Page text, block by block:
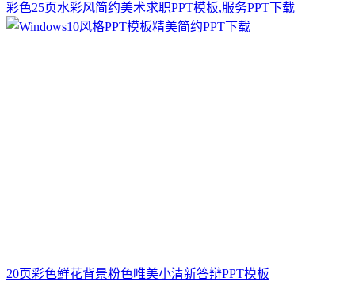
彩色25页水彩风简约美术求职PPT模板,服务PPT下载
20页彩色鲜花背景粉色唯美小清新答辩PPT模板